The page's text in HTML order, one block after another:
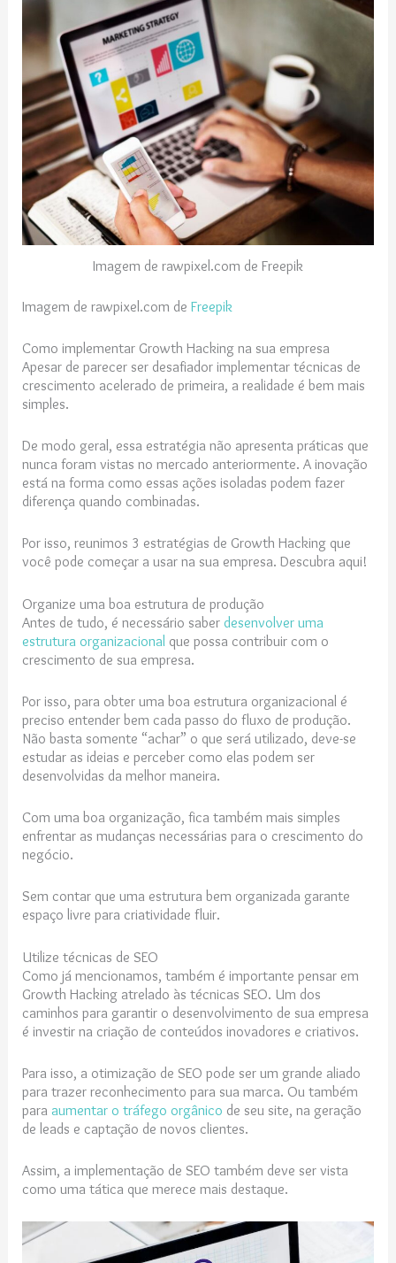
Imagem de rawpixel.com de Freepik
Imagem de rawpixel.com deFreepik
Como implementar Growth Hacking na sua empresa
Apesar de parecer ser desafiador implementar técnicas de
crescimento acelerado de primeira, a realidade é bem mais
simples.
De modo geral, essa estratégia não apresenta práticas que
nunca foram vistas no mercado anteriormente. A inovação
está na forma como essas ações isoladas podem fazer
diferença quando combinadas.
Por isso, reunimos 3 estratégias de Growth Hacking que
você pode começar a usar na sua empresa. Descubra aqui!
Organize uma boa estrutura de produção
Antes de tudo, é necessário saber desenvolver uma
estrutura organizacional que possa contribuir com o
crescimento de sua empresa.
Por isso, para obter uma boa estrutura organizacional é
preciso entender bem cada passo do fluxo de produção.
Não basta somente “achar” o que será utilizado, deve-se
estudar as ideias e perceber como elas podem ser
desenvolvidas da melhor maneira.
Com uma boa organização, fica também mais simples
enfrentar as mudanças necessárias para o crescimento do
negócio.
Sem contar que uma estrutura bem organizada garante
espaço livre para criatividade fluir.
Utilize técnicas de SEO
Como já mencionamos, também é importante pensar em
Growth Hacking atrelado às técnicas SEO. Um dos
caminhos para garantir o desenvolvimento de sua empresa
é investir na criação de conteúdos inovadores e criativos.
Para isso, a otimização de SEO pode ser um grande aliado
para trazer reconhecimento para sua marca. Ou também
paraaumentar o tráfego orgânico de seu site, na geração
de leads e captação de novos clientes.
Assim, a implementação de SEO também deve ser vista
como uma tática que merece mais destaque.